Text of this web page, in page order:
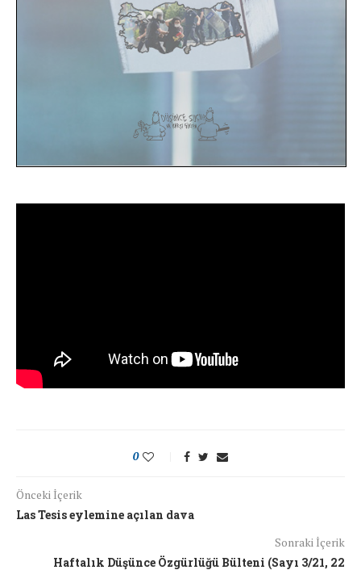
0
Önceki İçerik
Las Tesis eylemine açılan dava
Sonraki İçerik
Haftalık Düşünce Özgürlüğü Bülteni (Sayı 3/21, 22